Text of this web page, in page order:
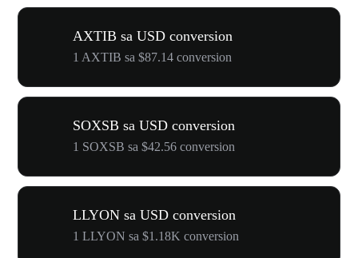
AXTIB sa USD conversion
1 AXTIB sa $87.14 conversion
SOXSB sa USD conversion
1 SOXSB sa $42.56 conversion
LLYON sa USD conversion
1 LLYON sa $1.18K conversion